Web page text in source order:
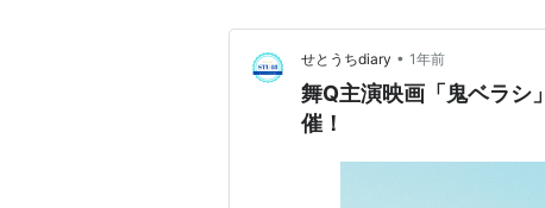
せとうちdiary • 1年前
舞Q主演映画「鬼ベラシ
催！